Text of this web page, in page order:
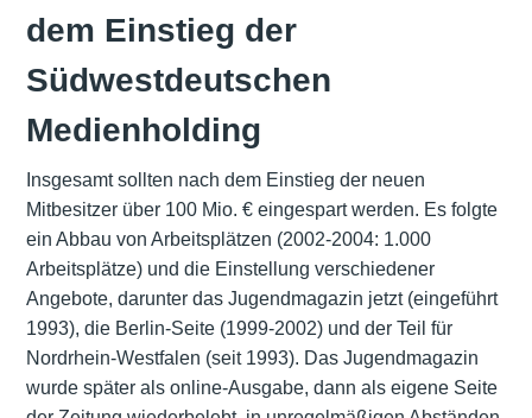
dem Einstieg der
Südwestdeutschen
Medienholding
Insgesamt sollten nach dem Einstieg der neuen
Mitbesitzer über 100 Mio. € eingespart werden. Es folgte
ein Abbau von Arbeitsplätzen (2002-2004: 1.000
Arbeitsplätze) und die Einstellung verschiedener
Angebote, darunter das Jugendmagazin jetzt (eingeführt
1993), die Berlin-Seite (1999-2002) und der Teil für
Nordrhein-Westfalen (seit 1993). Das Jugendmagazin
wurde später als online-Ausgabe, dann als eigene Seite